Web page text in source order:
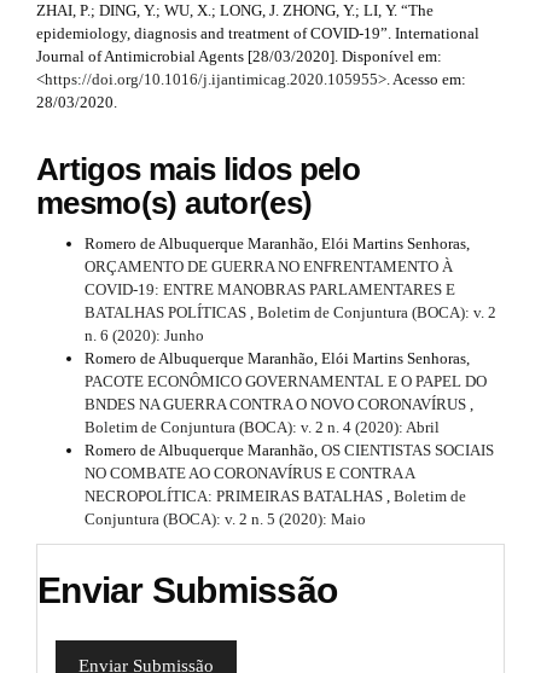
ZHAI, P.; DING, Y.; WU, X.; LONG, J. ZHONG, Y.; LI, Y. “The
epidemiology, diagnosis and treatment of COVID-19”. International
Journal of Antimicrobial Agents [28/03/2020]. Disponível em:
<https://doi.org/10.1016/j.ijantimicag.2020.105955>. Acesso em:
28/03/2020.
Artigos mais lidos pelo
mesmo(s) autor(es)
Romero de Albuquerque Maranhão, Elói Martins Senhoras,
ORÇAMENTO DE GUERRA NO ENFRENTAMENTO À
COVID-19: ENTRE MANOBRAS PARLAMENTARES E
BATALHAS POLÍTICAS , Boletim de Conjuntura (BOCA): v. 2
n. 6 (2020): Junho
Romero de Albuquerque Maranhão, Elói Martins Senhoras,
PACOTE ECONÔMICO GOVERNAMENTAL E O PAPEL DO
BNDES NA GUERRA CONTRA O NOVO CORONAVÍRUS ,
Boletim de Conjuntura (BOCA): v. 2 n. 4 (2020): Abril
Romero de Albuquerque Maranhão, OS CIENTISTAS SOCIAIS
NO COMBATE AO CORONAVÍRUS E CONTRA A
NECROPOLÍTICA: PRIMEIRAS BATALHAS , Boletim de
Conjuntura (BOCA): v. 2 n. 5 (2020): Maio
Enviar Submissão
Enviar Submissão